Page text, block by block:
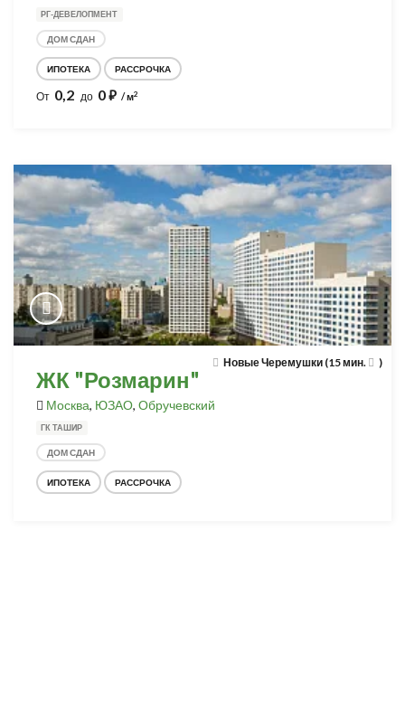
РГ-ДЕВЕЛОПМЕНТ
ДОМ СДАН
ИПОТЕКА РАССРОЧКА
От 0,2 до 0⃏ / м2
Новые Черемушки (15 мин. )
ЖК "Розмарин"
Москва, ЮЗАО, Обручевский
ГК ТАШИР
ДОМ СДАН
ИПОТЕКА РАССРОЧКА